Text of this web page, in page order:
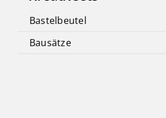
Bastelbeutel
Bausätze